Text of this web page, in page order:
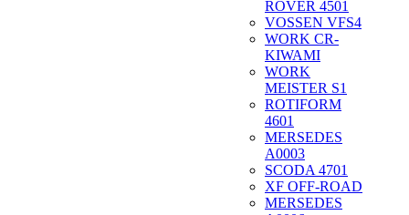
ROVER 4501
VOSSEN VFS4
WORK CR-
KIWAMI
WORK
MEISTER S1
ROTIFORM
4601
MERSEDES
A0003
SCODA 4701
XF OFF-ROAD
MERSEDES